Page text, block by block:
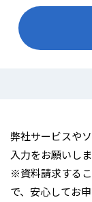
弊社サービスや
入力をお願いしま
※資料請求する
で、安心してお